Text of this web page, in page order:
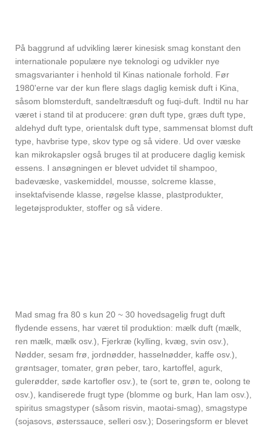
På baggrund af udvikling lærer kinesisk smag konstant den
internationale populære nye teknologi og udvikler nye
smagsvarianter i henhold til Kinas nationale forhold. Før
1980'erne var der kun flere slags daglig kemisk duft i Kina,
såsom blomsterduft, sandeltræsduft og fuqi-duft. Indtil nu har
været i stand til at producere: grøn duft type, græs duft type,
aldehyd duft type, orientalsk duft type, sammensat blomst duft
type, havbrise type, skov type og så videre. Ud over væske
kan mikrokapsler også bruges til at producere daglig kemisk
essens. I ansøgningen er blevet udvidet til shampoo,
badevæske, vaskemiddel, mousse, solcreme klasse,
insektafvisende klasse, røgelse klasse, plastprodukter,
legetøjsprodukter, stoffer og så videre.
Mad smag fra 80 s kun 20 ~ 30 hovedsagelig frugt duft
flydende essens, har været til produktion: mælk duft (mælk,
ren mælk, mælk osv.), Fjerkræ (kylling, kvæg, svin osv.),
Nødder, sesam frø, jordnødder, hasselnødder, kaffe osv.),
grøntsager, tomater, grøn peber, taro, kartoffel, agurk,
gulerødder, søde kartofler osv.), te (sort te, grøn te, oolong te
osv.), kandiserede frugt type (blomme og burk, Han lam osv.),
spiritus smagstyper (såsom risvin, maotai-smag), smagstype
(sojasovs, østerssauce, selleri osv.); Doseringsform er blevet